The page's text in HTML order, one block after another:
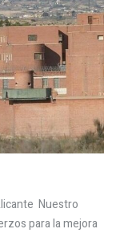
Nuestro
para la mejora